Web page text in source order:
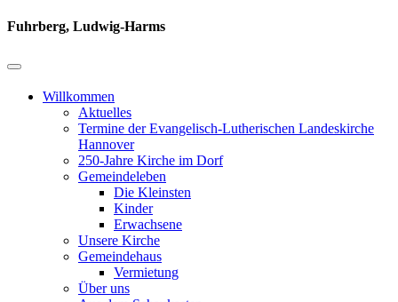
Fuhrberg, Ludwig-Harms
Willkommen
Aktuelles
Termine der Evangelisch-Lutherischen Landeskirche
Hannover
250-Jahre Kirche im Dorf
Gemeindeleben
Die Kleinsten
Kinder
Erwachsene
Unsere Kirche
Gemeindehaus
Vermietung
Über uns